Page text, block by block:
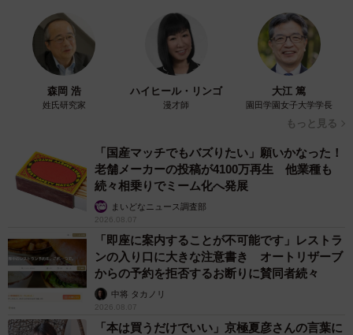
森岡 浩
姓氏研究家
ハイヒール・リンゴ
漫才師
大江 篤
園田学園女子大学学長
もっと見る
「国産マッチでもバズりたい」願いかなった！
老舗メーカーの投稿が4100万再生 他業種も
続々相乗りでミーム化へ発展
まいどなニュース調査部
2026.08.07
「即座に案内することが不可能です」レストラ
ンの入り口に大きな注意書き オートリザーブ
からの予約を拒否するお断りに賛同者続々
中将 タカノリ
2026.08.07
「本は買うだけでいい」京極夏彦さんの言葉に